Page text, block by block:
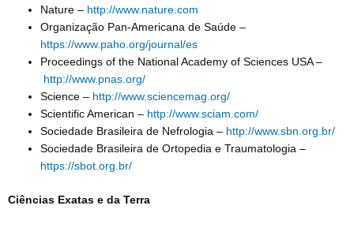
Nature – http://www.nature.com
Organização Pan-Americana de Saúde –
https://www.paho.org/journal/es
Proceedings of the National Academy of Sciences USA –
http://www.pnas.org/
Science – http://www.sciencemag.org/
Scientific American – http://www.sciam.com/
Sociedade Brasileira de Nefrologia – http://www.sbn.org.br/
Sociedade Brasileira de Ortopedia e Traumatologia –
https://sbot.org.br/
Ciências Exatas e da Terra